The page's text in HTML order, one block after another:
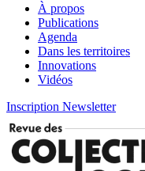
À propos
Publications
Agenda
Dans les territoires
Innovations
Vidéos
Inscription Newsletter